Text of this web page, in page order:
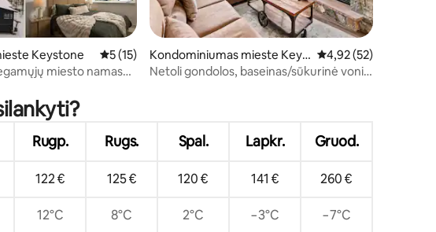
atsiliepimų: 14
Keystone Vidutinis įvertinimas: 5 iš 5, atsiliepimų: 15
5 (15)
miesto namas
Kondominiumas mieste Keys
tone
Vidutinis įvertinimas:
4,92 (52)
Netoli gondolos, baseinas/sūkurinė vonia
Rugp. Rugs. Spal. Lapkr. Gruod.
122 € 125 € 120 € 141 € 260 €
12°C 8°C 2°C −3°C −7°C